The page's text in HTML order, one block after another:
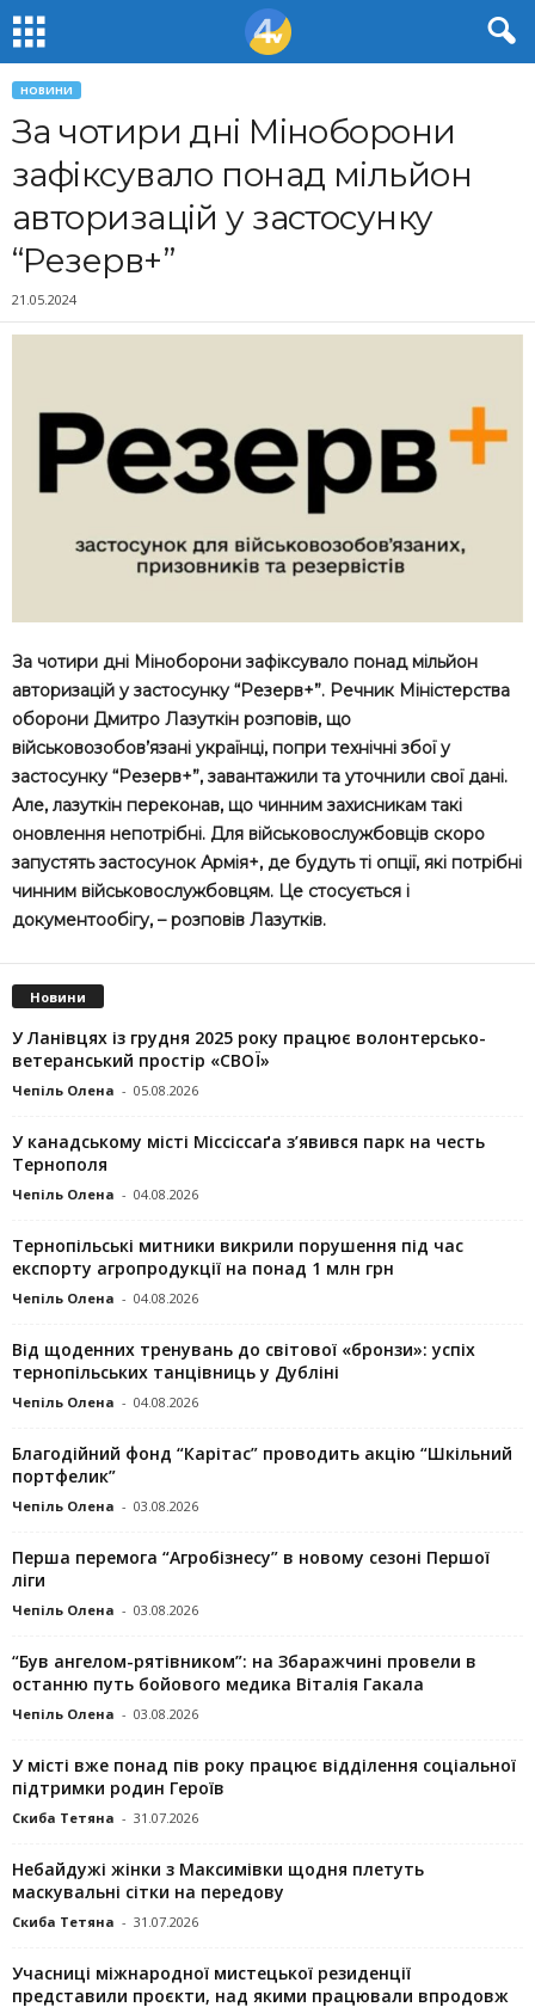
НОВИНИ
За чотири дні Міноборони
зафіксувало понад мільйон
авторизацій у застосунку
“Резерв+”
21.05.2024
​За чотири дні Міноборони зафіксувало понад мільйон
авторизацій у застосунку “Резерв+”. Речник Міністерства
оборони Дмитро Лазуткін розповів, що
військовозобов’язані українці, попри технічні збої у
застосунку “Резерв+”, завантажили та уточнили свої дані.
Але, лазуткін переконав, що чинним захисникам такі
оновлення непотрібні. Для військовослужбовців скоро
запустять застосунок Армія+, де будуть ті опції, які потрібні
чинним військовослужбовцям. Це стосується і
документообігу, – розповів Лазутків.
Новини
У Ланівцях із грудня 2025 року працює волонтерсько-
ветеранський простір «СВОЇ»
Чепіль Олена - 05.08.2026
У канадському місті Міссіссаґа з’явився парк на честь
Тернополя
Чепіль Олена - 04.08.2026
Тернопільські митники викрили порушення під час
експорту агропродукції на понад 1 млн грн
Чепіль Олена - 04.08.2026
Від щоденних тренувань до світової «бронзи»: успіх
тернопільських танцівниць у Дубліні
Чепіль Олена - 04.08.2026
Благодійний фонд “Карітас” проводить акцію “Шкільний
портфелик”
Чепіль Олена - 03.08.2026
Перша перемога “Агробізнесу” в новому сезоні Першої
ліги
Чепіль Олена - 03.08.2026
“Був ангелом-рятівником”: на Збаражчині провели в
останню путь бойового медика Віталія Гакала
Чепіль Олена - 03.08.2026
У місті вже понад пів року працює відділення соціальної
підтримки родин Героїв
Скиба Тетяна - 31.07.2026
Небайдужі жінки з Максимівки щодня плетуть
маскувальні сітки на передову
Скиба Тетяна - 31.07.2026
Учасниці міжнародної мистецької резиденції
представили проєкти, над якими працювали впродовж